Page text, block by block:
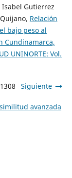
Isabel Gutierrez
Relación
bajo peso al
Cundinamarca,
UNINORTE: Vol.
Siguiente
avanzada